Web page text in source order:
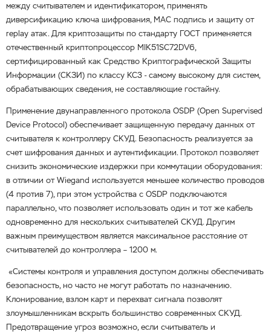
между считывателем и идентификатором, применять
диверсификацию ключа шифрования, MAC подпись и защиту от
replay атак. Для криптозащиты по стандарту ГОСТ применяется
отечественный криптопроцессор MIK51SC72DV6,
сертифицированный как Средство Криптографической Защиты
Информации (СКЗИ) по классу КС3 - самому высокому для систем,
обрабатывающих сведения, не составляющие гостайну.
Применение двунаправленного протокола OSDP (Open Supervised
Device Protocol) обеспечивает защищенную передачу данных от
считывателя к контроллеру СКУД. Безопасность реализуется за
счет шифрования данных и аутентификации. Протокол позволяет
снизить экономические издержки при коммутации оборудования:
в отличии от Wiegand используется меньшее количество проводов
(4 против 7), при этом устройства c OSDP подключаются
параллельно, что позволяет использовать один и тот же кабель
одновременно для нескольких считывателей СКУД. Другим
важным преимуществом является максимальное расстояние от
считывателей до контроллера – 1200 м.
«Системы контроля и управления доступом должны обеспечивать
безопасность, но часто не могут работать по назначению.
Клонирование, взлом карт и перехват сигнала позволят
злоумышленникам вскрыть большинство современных СКУД.
Предотвращение угроз возможно, если считыватель и